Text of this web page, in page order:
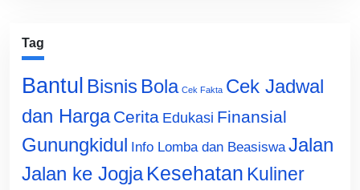
Tag
Bantul Bisnis Bola Cek Fakta Cek Jadwal
dan Harga Cerita Edukasi Finansial
Gunungkidul Info Lomba dan Beasiswa Jalan
Jalan ke Jogja Kesehatan Kuliner